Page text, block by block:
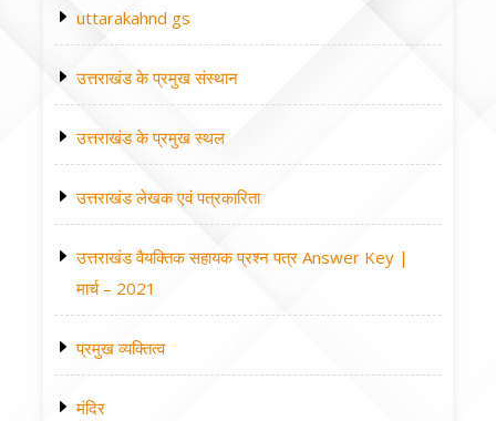
uttarakahnd gs
उत्तराखंड के प्रमुख संस्थान
उत्तराखंड के प्रमुख स्थल
उत्तराखंड लेखक एवं पत्रकारिता
उत्तराखंड वैयक्तिक सहायक प्रश्न पत्र Answer Key |
मार्च – 2021
प्रमुख व्यक्तित्व
मंदिर